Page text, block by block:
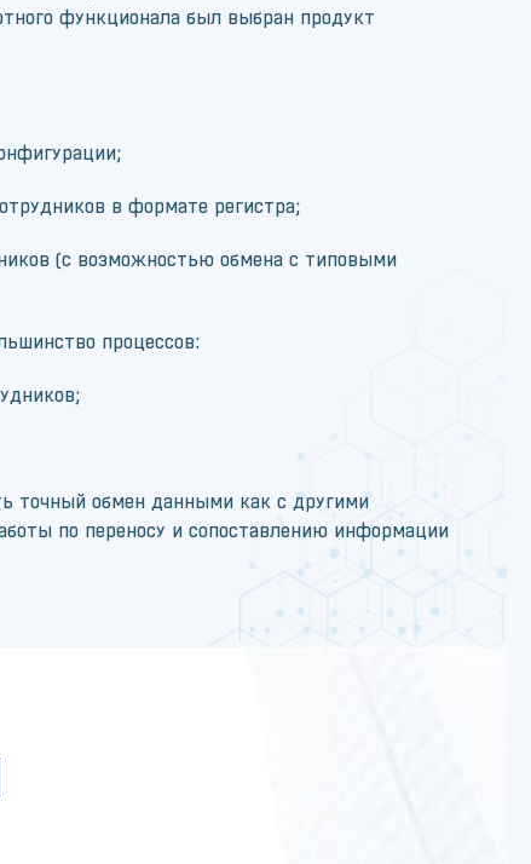
функционала был выбран продукт
в формате регистра;
(с возможностью обмена с типовыми
процессов:
точный обмен данными как с другими
по переносу и сопоставлению информации